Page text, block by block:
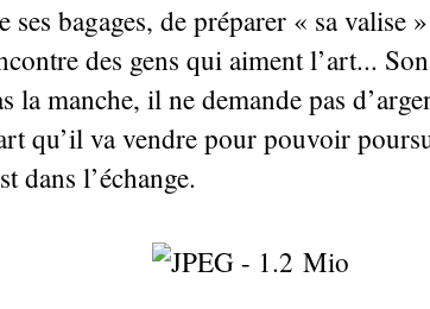
bagages, de préparer « sa valise
des gens qui aiment l’art...
la manche, il ne demande pas
qu’il va vendre pour pouvoir
dans l’échange.